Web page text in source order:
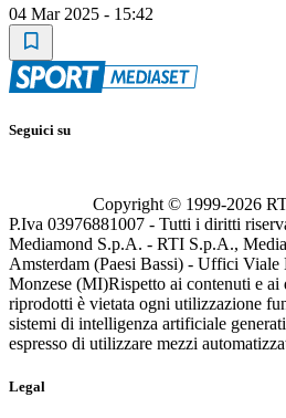
04 Mar 2025 - 15:42
Seguici su
Copyright © 1999-2026
P.Iva 03976881007 - Tutti i diritti
Mediamond S.p.A. - RTI S.p.A.,
Amsterdam (Paesi Bassi) - Uffici
Monzese (MI)Rispetto ai contenuti e ai
riprodotti è vietata ogni utilizzazione
sistemi di intelligenza artificiale
espresso di utilizzare mezzi
Legal